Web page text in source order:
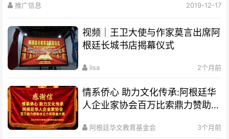
推广信息 2019-12-17
视频｜王卫大使与作家莫言出席阿
根廷长城书店揭幕仪式
lisa 2个月前
情系侨心 助力文化传承:阿根廷华
人企业家协会百万比索鼎力赞助水
阿根廷华文教育基金会 3个月前